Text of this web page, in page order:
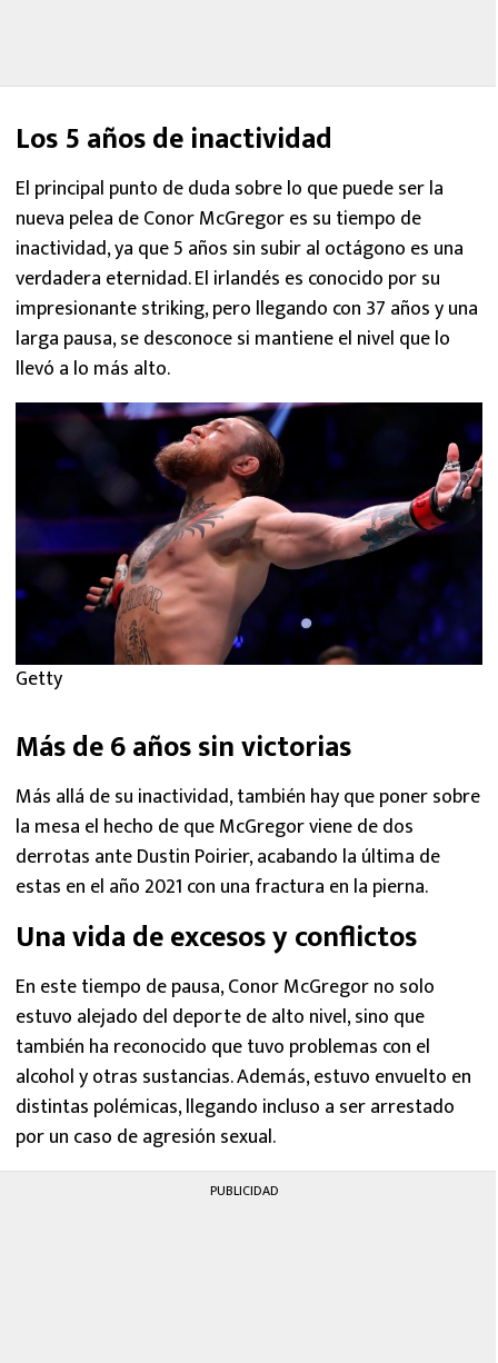
Los 5 años de inactividad
El principal punto de duda sobre lo que puede ser la
nueva pelea de Conor McGregor es su tiempo de
inactividad, ya que 5 años sin subir al octágono es una
verdadera eternidad. El irlandés es conocido por su
impresionante striking, pero llegando con 37 años y una
larga pausa, se desconoce si mantiene el nivel que lo
llevó a lo más alto.
Getty
Más de 6 años sin victorias
Más allá de su inactividad, también hay que poner sobre
la mesa el hecho de que McGregor viene de dos
derrotas ante Dustin Poirier, acabando la última de
estas en el año 2021 con una fractura en la pierna.
Una vida de excesos y conflictos
En este tiempo de pausa, Conor McGregor no solo
estuvo alejado del deporte de alto nivel, sino que
también ha reconocido que tuvo problemas con el
alcohol y otras sustancias. Además, estuvo envuelto en
distintas polémicas, llegando incluso a ser arrestado
por un caso de agresión sexual.
PUBLICIDAD